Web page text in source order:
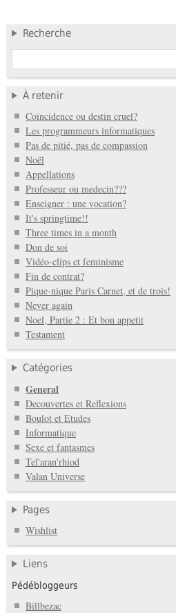
Recherche
À retenir
Coïncidence ou destin cruel?
Les programmeurs informatiques
Pas de pitié, pas de compassion
Noël
Appellations
Professeur ou medecin???
Enseigner : une vocation?
It's springtime!!
Three times in a month
Don de soi
Vidéo-clips et feminisme
Fin de contrat?
Pique-nique Paris Carnet, et de trois!
Never again
Noel, Partie 2 : Et bon appetit
Testament
Catégories
General
Decouvertes et Reflexions
Boulot et Etudes
Informatique
Sexe et fantasmes
Tel'aran'rhiod
Valan Universe
Pages
Wishlist
Liens
Pédébloggeurs
Billbezac